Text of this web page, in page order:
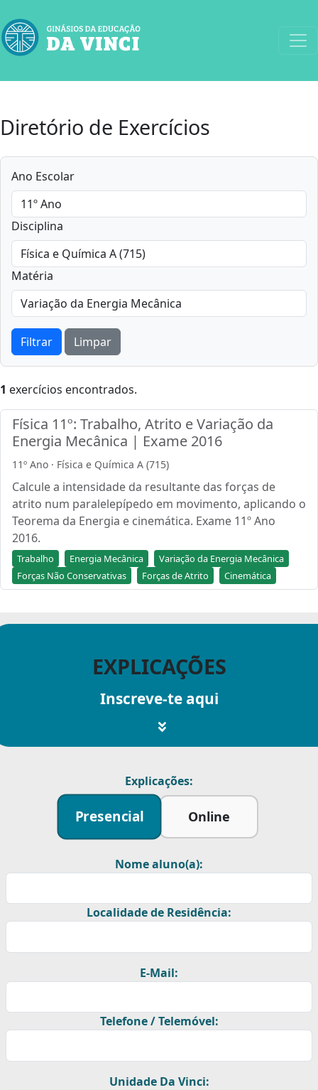
Diretório de Exercícios
Ano Escolar
Disciplina
Matéria
Filtrar Limpar
1 exercícios encontrados.
Física 11º: Trabalho, Atrito e Variação da
Energia Mecânica | Exame 2016
11º Ano · Física e Química A (715)
Calcule a intensidade da resultante das forças de
atrito num paralelepípedo em movimento, aplicando o
Teorema da Energia e cinemática. Exame 11º Ano
2016.
Trabalho Energia Mecânica
Variação da Energia Mecânica
Forças Não Conservativas
Forças de Atrito Cinemática
EXPLICAÇÕES
Inscreve-te aqui
Explicações:
Presencial Online
Nome aluno(a):
Localidade de Residência:
E-Mail:
Telefone / Telemóvel:
Unidade Da Vinci: